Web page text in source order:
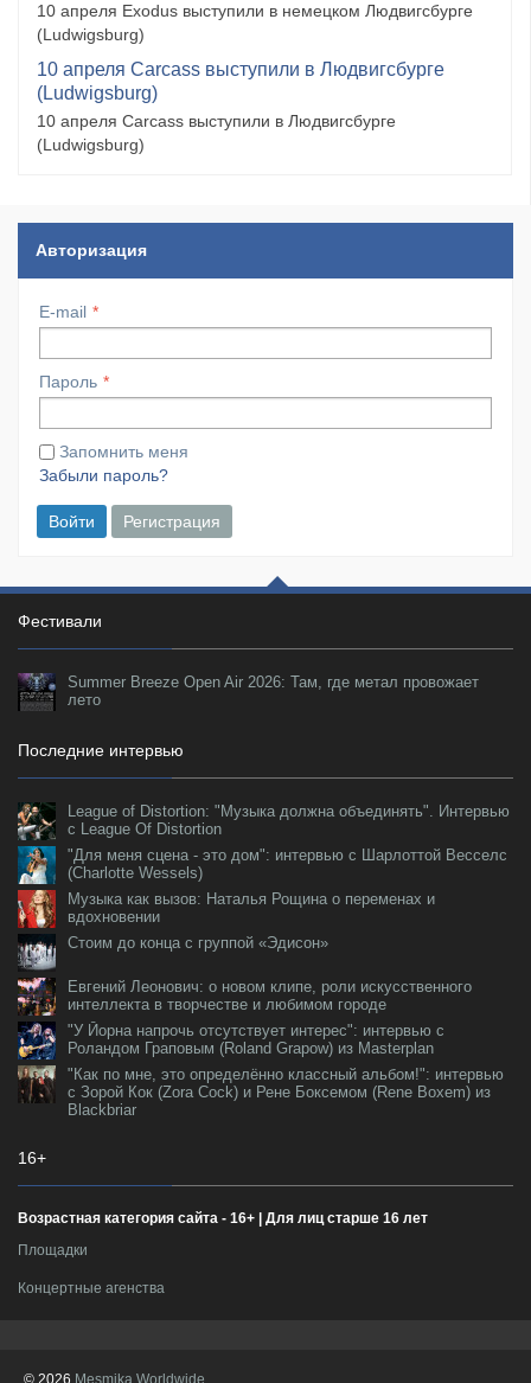
10 апреля Exodus выступили в немецком Людвигсбурге
(Ludwigsburg)
10 апреля Carcass выступили в Людвигсбурге
(Ludwigsburg)
10 апреля Carcass выступили в Людвигсбурге
(Ludwigsburg)
Авторизация
E-mail
Пароль
Запомнить меня
Забыли пароль?
Войти Регистрация
Фестивали
Summer Breeze Open Air 2026: Там, где метал провожает
лето
Последние интервью
League of Distortion: "Музыка должна объединять". Интервью
с League Of Distortion
"Для меня сцена - это дом": интервью с Шарлоттой Весселс
(Charlotte Wessels)
Музыка как вызов: Наталья Рощина о переменах и
вдохновении
Стоим до конца с группой «Эдисон»
Евгений Леонович: о новом клипе, роли искусственного
интеллекта в творчестве и любимом городе
"У Йорна напрочь отсутствует интерес": интервью с
Роландом Граповым (Roland Grapow) из Masterplan
"Как по мне, это определённо классный альбом!": интервью
с Зорой Кок (Zora Cock) и Рене Боксемом (Rene Boxem) из
Blackbriar
16+
Возрастная категория сайта - 16+ | Для лиц старше 16 лет
Площадки
Концертные агенства